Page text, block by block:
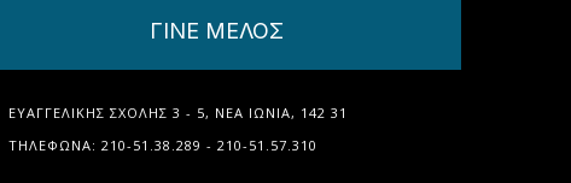
ΓΙΝΕ ΜΕΛΟΣ
ΕΥΑΓΓΕΛΙΚΉΣ ΣΧΟΛΉΣ 3 - 5, ΝΈΑ ΙΩΝΊΑ, 142 31
ΤΗΛΈΦΩΝΑ: 210-51.38.289 - 210-51.57.310